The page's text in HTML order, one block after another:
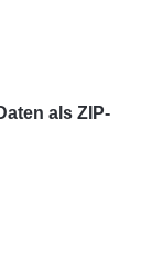
als ZIP-